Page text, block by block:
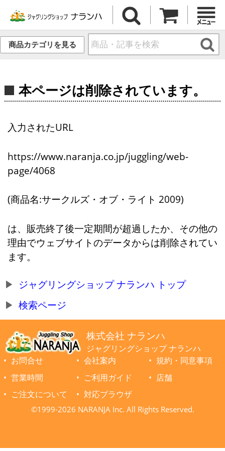
商品カテゴリを見る
本ページは削除されています。
入力されたURL
https://www.naranja.co.jp/juggling/web-
page/4068
(商品名:サークルズ・オブ・ライト 2009)
は、販売終了後一定期間が超過したか、その他の
理由でウェブサイトのデータからは削除されてい
ます。
ジャグリングショップ ナランハ トップ
検索ページ
株式会社 ナランハ
ジャグリングショップ ナランハ
お問合せ
会社案内
規約・同意事項
営業時間
ご利用ガイド
店舗
ご注文について
対応ブラウザ
©1999-2026 NARANJA Inc. All Rights Reserved.